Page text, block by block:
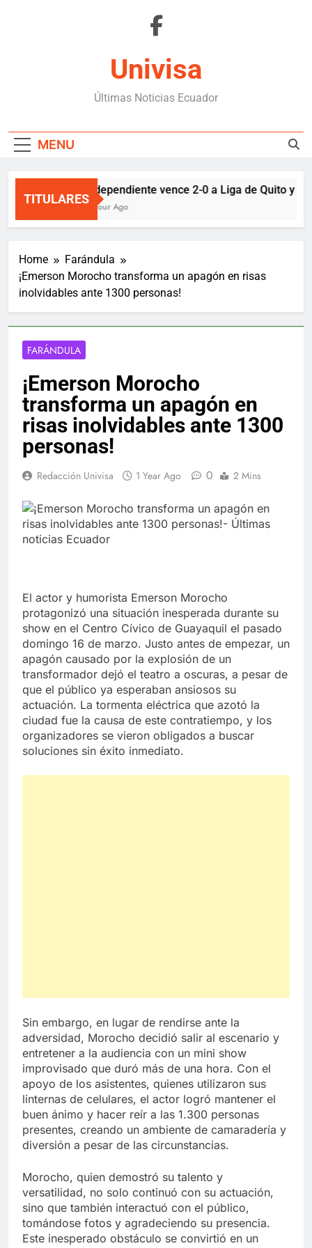
Univisa
Últimas Noticias Ecuador
MENU
TITULARES
Independiente vence 2-0 a Liga de Quito y
1 Hour Ago
Home
Farándula
¡Emerson Morocho transforma un apagón en risas
inolvidables ante 1300 personas!
FARÁNDULA
¡Emerson Morocho
transforma un apagón en
risas inolvidables ante 1300
personas!
Redacción Univisa 1 Year Ago 0 2 Mins
El actor y humorista Emerson Morocho
protagonizó una situación inesperada durante su
show en el Centro Cívico de Guayaquil el pasado
domingo 16 de marzo. Justo antes de empezar, un
apagón causado por la explosión de un
transformador dejó el teatro a oscuras, a pesar de
que el público ya esperaban ansiosos su
actuación. La tormenta eléctrica que azotó la
ciudad fue la causa de este contratiempo, y los
organizadores se vieron obligados a buscar
soluciones sin éxito inmediato.
Sin embargo, en lugar de rendirse ante la
adversidad, Morocho decidió salir al escenario y
entretener a la audiencia con un mini show
improvisado que duró más de una hora. Con el
apoyo de los asistentes, quienes utilizaron sus
linternas de celulares, el actor logró mantener el
buen ánimo y hacer reír a las 1.300 personas
presentes, creando un ambiente de camaradería y
diversión a pesar de las circunstancias.
Morocho, quien demostró su talento y
versatilidad, no solo continuó con su actuación,
sino que también interactuó con el público,
tomándose fotos y agradeciendo su presencia.
Este inesperado obstáculo se convirtió en un